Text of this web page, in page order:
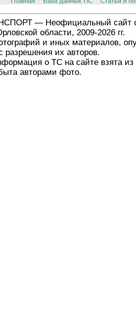
— Неофициальный сайт
области, 2009-2026 гг.
и иных материалов,
разрешения их авторов.
о ТС на сайте взята из
авторами фото.